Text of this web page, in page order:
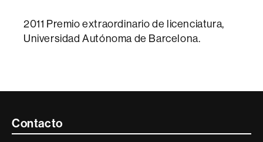
2011 Premio extraordinario de licenciatura,
Universidad Autónoma de Barcelona.
Contacte
Contacto